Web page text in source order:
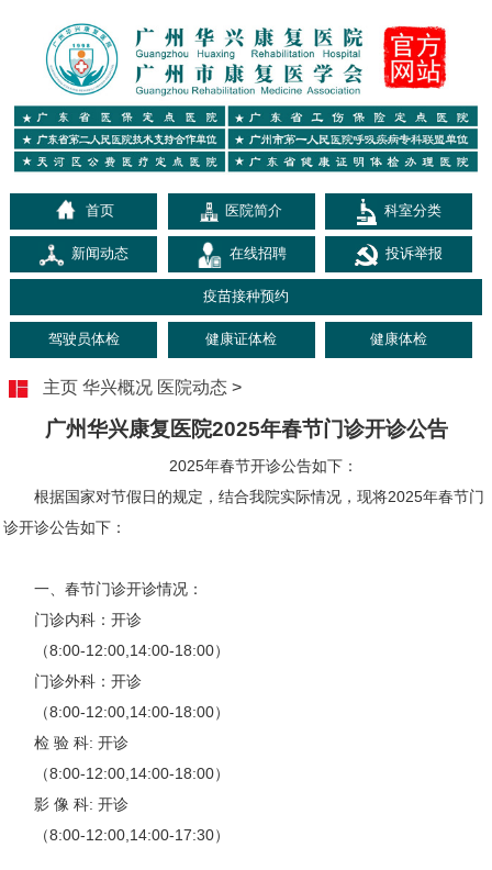
首页 医院简介 科室分类
新闻动态 在线招聘 投诉举报
疫苗接种预约
驾驶员体检 健康证体检 健康体检
主页 华兴概况 医院动态>
广州华兴康复医院2025年春节门诊开诊公告
2025年春节开诊公告如下：
根据国家对节假日的规定，结合我院实际情况，现将2025年春节门
诊开诊公告如下：
一、春节门诊开诊情况：
门诊内科：开诊
（8:00-12:00,14:00-18:00）
门诊外科：开诊
（8:00-12:00,14:00-18:00）
检 验 科: 开诊
（8:00-12:00,14:00-18:00）
影 像 科: 开诊
（8:00-12:00,14:00-17:30）